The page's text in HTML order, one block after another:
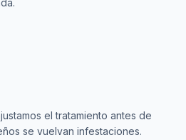
el tratamiento antes de
se vuelvan infestaciones.